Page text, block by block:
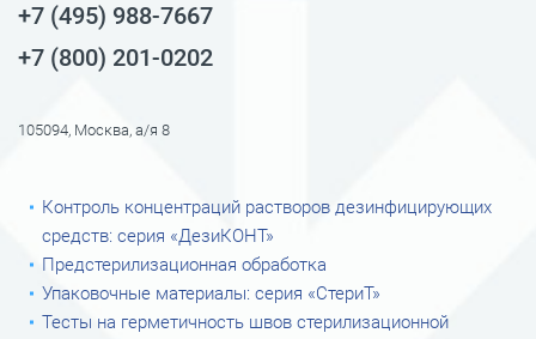
+7 (495) 988-7667
+7 (800) 201-0202
105094, Москва, а/я 8
Контроль концентраций растворов дезинфицирующих
средств: серия «ДезиКОНТ»
Предстерилизационная обработка
Упаковочные материалы: серия «СтериТ»
Тесты на герметичность швов стерилизационной